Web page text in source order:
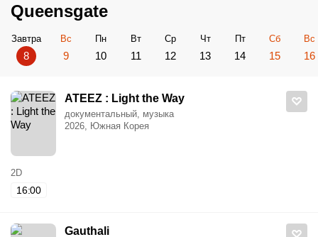
Queensgate
Завтра
8
Вс
9
Пн
10
Вт
11
Ср
12
Чт
13
Пт
14
Сб
15
Вс
16
ATEEZ : Light the Way
документальный, музыка
2026, Южная Корея
2D
16:00
Gauthali